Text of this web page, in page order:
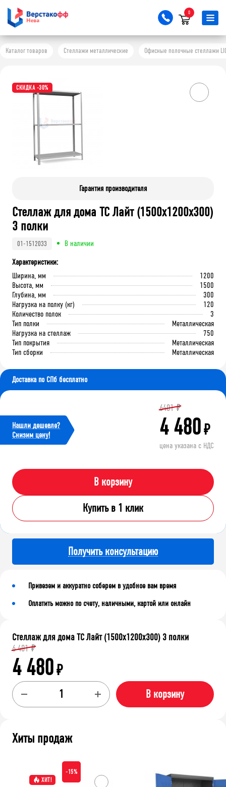
0
Каталог товаров Стеллажи металлические Офисные полочные стеллажи
СКИДКА -30%
Гарантия производителя
Стеллаж для дома ТС Лайт (1500x1200x300)
3 полки
01-1512033
В наличии
Характеристики:
Ширина, мм
1200
Высота, мм
1500
Глубина, мм
300
Нагрузка на полку (кг)
120
Количество полок
3
Тип полки
Металлическая
Нагрузка на стеллаж
750
Тип покрытия
Металлическая
Тип сборки
Металлическая
Доставка по СПб бесплатно
Нашли дешевле?
Cнизим цену!
6401 ₽
4 480₽
цена указана с НДС
В корзину
Купить в 1 клик
Получить консультацию
Привезем и аккуратно соберем в удобное вам время
Оплатить можно по счету, наличными, картой или онлайн
Стеллаж для дома ТС Лайт (1500x1200x300) 3 полки
6 401 ₽
4 480₽
В корзину
Хиты продаж
ХИТ!
-15%